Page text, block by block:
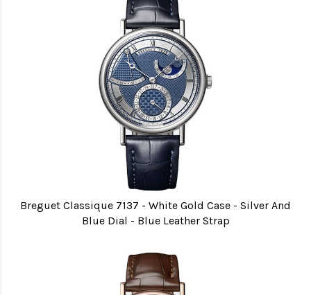
Breguet Classique 7137 - White Gold Case - Silver And
Blue Dial - Blue Leather Strap